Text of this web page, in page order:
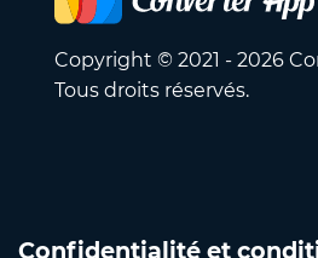
Copyright © 2021 - 2026
Tous droits réservés.
Confidentialité et